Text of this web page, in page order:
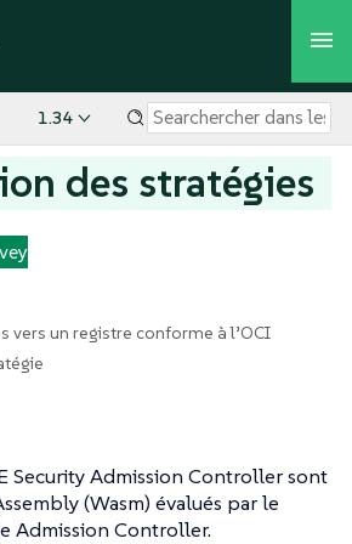
1.34
des stratégies
vers un registre conforme à l’OCI
Security Admission Controller sont
(Wasm) évalués par le
Admission Controller.